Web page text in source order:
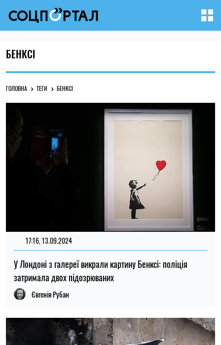
БЕНКСІ
ГОЛОВНА ТЕГИ БЕНКСІ
17:16, 13.09.2024
У Лондоні з галереї викрали картину Бенксі: поліція
затримала двох підозрюваних
Євгенія Рубан